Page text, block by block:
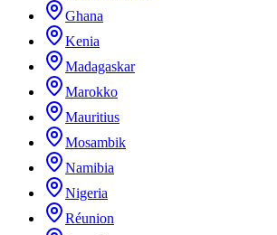
Ghana
Kenia
Madagaskar
Marokko
Mauritius
Mosambik
Namibia
Nigeria
Réunion